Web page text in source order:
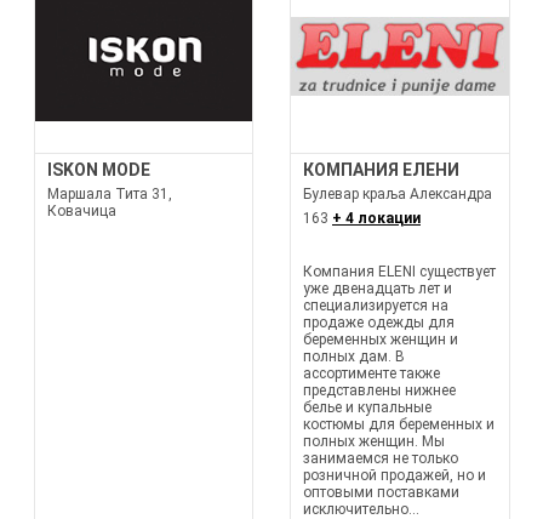
ISKON MODE
Маршала Тита 31,
Ковачица
КОМПАНИЯ ЕЛЕНИ
Булевар краља Александра
163 + 4 локации
Компания ELENI существует
уже двенадцать лет и
специализируется на
продаже одежды для
беременных женщин и
полных дам. В
ассортименте также
представлены нижнее
белье и купальные
костюмы для беременных и
полных женщин. Мы
занимаемся не только
розничной продажей, но и
оптовыми поставками
исключительно...